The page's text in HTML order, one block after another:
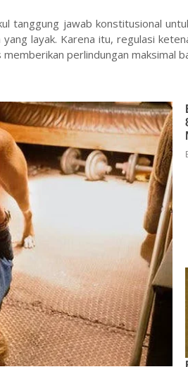
tanggung jawab konstitusional
layak. Karena itu, regulasi
perlindungan maksimal